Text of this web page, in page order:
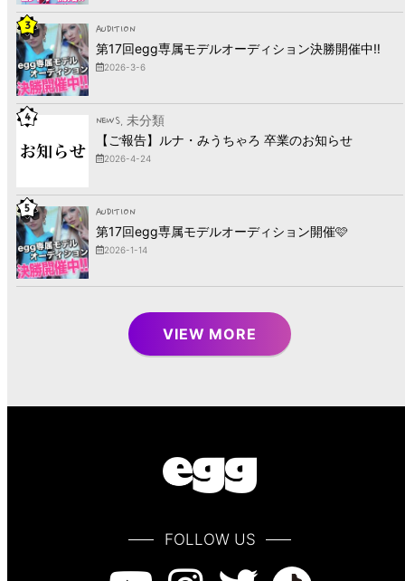
3 AUDITION
第17回egg専属モデルオーディション決勝開催中‼︎
2026-3-6
4 NEWS, 未分類
【ご報告】ルナ・みうちゃろ 卒業のお知らせ
2026-4-24
5 AUDITION
第17回egg専属モデルオーディション開催🩷
2026-1-14
VIEW MORE
FOLLOW US